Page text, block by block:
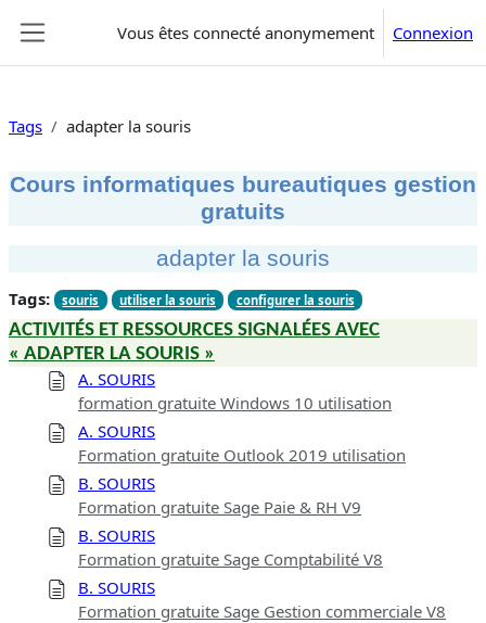
Vous êtes connecté anonymement Connexion
Tags adapter la souris
Cours informatiques bureautiques gestion
gratuits
adapter la souris
Tags: souris utiliser la souris configurer la souris
ACTIVITÉS ET RESSOURCES SIGNALÉES AVEC
« ADAPTER LA SOURIS »
A. SOURIS
formation gratuite Windows 10 utilisation
A. SOURIS
Formation gratuite Outlook 2019 utilisation
B. SOURIS
Formation gratuite Sage Paie & RH V9
B. SOURIS
Formation gratuite Sage Comptabilité V8
B. SOURIS
Formation gratuite Sage Gestion commerciale V8